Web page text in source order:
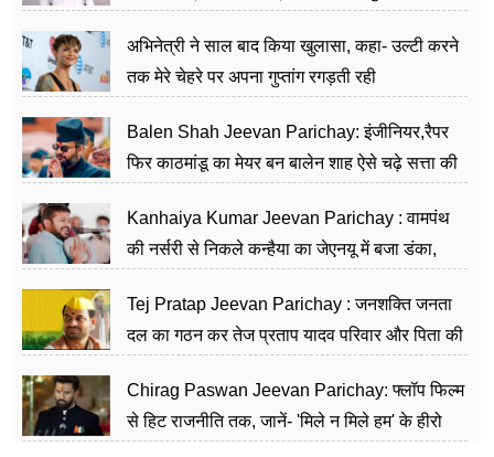
अभिनेत्री ने साल बाद किया खुलासा, कहा- उल्टी करने
तक मेरे चेहरे पर अपना गुप्तांग रगड़ती रही
Balen Shah Jeevan Parichay: इंजीनियर,रैपर
फिर काठमांडू का मेयर बन बालेन शाह ऐसे चढ़े सत्ता की
Kanhaiya Kumar Jeevan Parichay : वामपंथ
की नर्सरी से निकले कन्हैया का जेएनयू में बजा डंका,
Tej Pratap Jeevan Parichay : जनशक्ति जनता
दल का गठन कर तेज प्रताप यादव परिवार और पिता की
Chirag Paswan Jeevan Parichay: फ्लॉप फिल्म
से हिट राजनीति तक, जानें- 'मिले न मिले हम' के हीरो